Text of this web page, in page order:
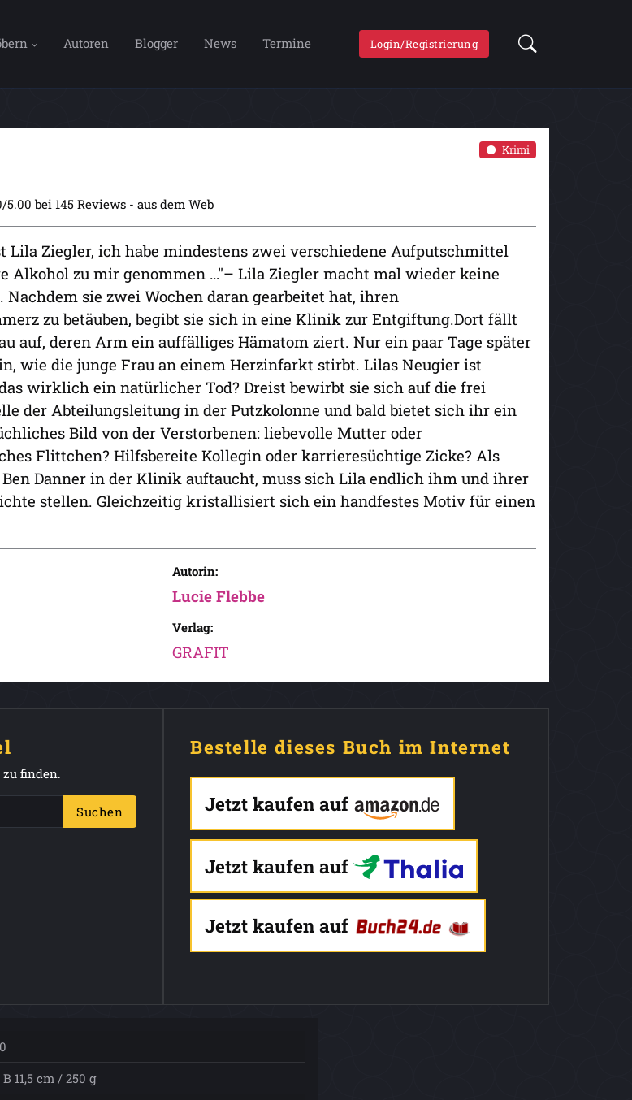
Autoren Blogger News Termine Login/Registrierung
Krimi
5.00 bei 145 Reviews - aus dem Web
Lila Ziegler, ich habe mindestens zwei verschiedene Aufputschmittel
Alkohol zu mir genommen …"– Lila Ziegler macht mal wieder keine
Nachdem sie zwei Wochen daran gearbeitet hat, ihren
zu betäuben, begibt sie sich in eine Klinik zur Entgiftung.Dort fällt
auf, deren Arm ein auffälliges Hämatom ziert. Nur ein paar Tage später
wie die junge Frau an einem Herzinfarkt stirbt. Lilas Neugier ist
wirklich ein natürlicher Tod? Dreist bewirbt sie sich auf die frei
der Abteilungsleitung in der Putzkolonne und bald bietet sich ihr ein
Bild von der Verstorbenen: liebevolle Mutter oder
Flittchen? Hilfsbereite Kollegin oder karrieresüchtige Zicke? Als
Danner in der Klinik auftaucht, muss sich Lila endlich ihm und ihrer
stellen. Gleichzeitig kristallisiert sich ein handfestes Motiv für einen
Autorin:
Lucie Flebbe
Verlag:
GRAFIT
finden.
Suchen
Bestelle dieses Buch im Internet
Jetzt kaufen auf
Jetzt kaufen auf
Jetzt kaufen auf
11,5 cm / 250 g